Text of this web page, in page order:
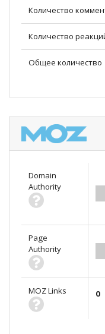
Количество
Количество
Общее количество
Domain
Authority
Page
Authority
MOZ Links 0